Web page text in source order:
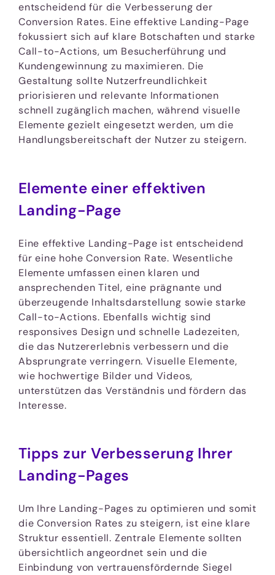
entscheidend für die Verbesserung der
Conversion Rates. Eine effektive Landing-Page
fokussiert sich auf klare Botschaften und starke
Call-to-Actions, um Besucherführung und
Kundengewinnung zu maximieren. Die
Gestaltung sollte Nutzerfreundlichkeit
priorisieren und relevante Informationen
schnell zugänglich machen, während visuelle
Elemente gezielt eingesetzt werden, um die
Handlungsbereitschaft der Nutzer zu steigern.
Elemente einer effektiven
Landing-Page
Eine effektive Landing-Page ist entscheidend
für eine hohe Conversion Rate. Wesentliche
Elemente umfassen einen klaren und
ansprechenden Titel, eine prägnante und
überzeugende Inhaltsdarstellung sowie starke
Call-to-Actions. Ebenfalls wichtig sind
responsives Design und schnelle Ladezeiten,
die das Nutzererlebnis verbessern und die
Absprungrate verringern. Visuelle Elemente,
wie hochwertige Bilder und Videos,
unterstützen das Verständnis und fördern das
Interesse.
Tipps zur Verbesserung Ihrer
Landing-Pages
Um Ihre Landing-Pages zu optimieren und somit
die Conversion Rates zu steigern, ist eine klare
Struktur essentiell. Zentrale Elemente sollten
übersichtlich angeordnet sein und die
Einbindung von vertrauensfördernde Siegel